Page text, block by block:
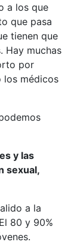
a los que
que pasa
tienen que
Hay muchas
por
los médicos
y las
sexual,
a la
80 y 90%